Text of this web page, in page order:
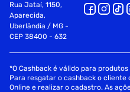
Rua Jataí, 1150,
Aparecida,
Uberlândia / MG -
CEP 38400 - 632
*O Cashback é válido para
Para resgatar o cashback o cliente
Online e realizar o cadastro. As